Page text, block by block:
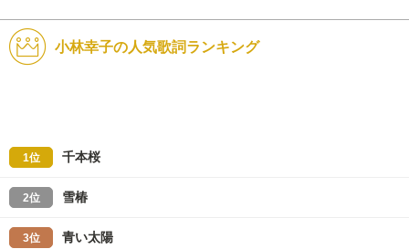
小林幸子の人気歌詞ランキング
1位 千本桜
2位 雪椿
3位 青い太陽